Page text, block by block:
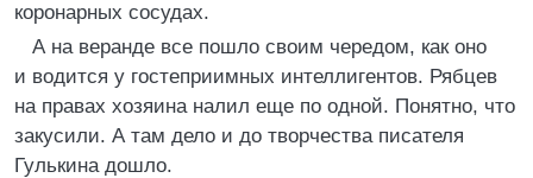
коронарных сосудах.
А на веранде все пошло своим чередом, как оно
и водится у гостеприимных интеллигентов. Рябцев
на правах хозяина налил еще по одной. Понятно, что
закусили. А там дело и до творчества писателя
Гулькина дошло.